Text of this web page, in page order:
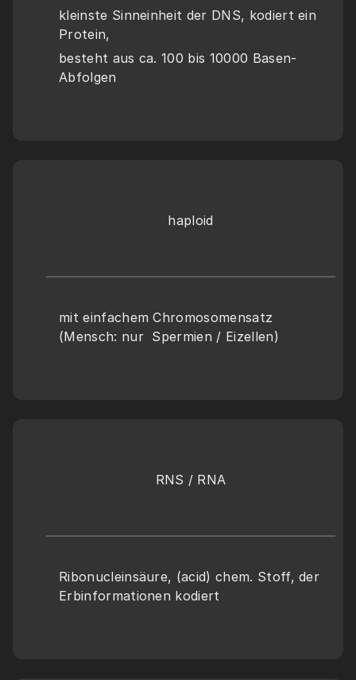
kleinste Sinneinheit der DNS, kodiert ein
Protein,
besteht aus ca. 100 bis 10000 Basen-
Abfolgen
haploid
mit einfachem Chromosomensatz
(Mensch: nur  Spermien / Eizellen)
RNS / RNA
Ribonucleinsäure, (acid) chem. Stoff, der
Erbinformationen kodiert